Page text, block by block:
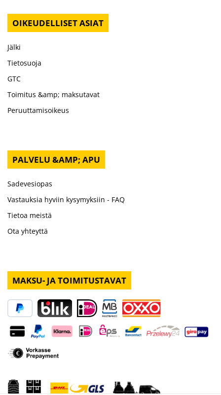
OIKEUDELLISET ASIAT
Jälki
Tietosuoja
GTC
Toimitus &amp; maksutavat
Peruuttamisoikeus
PALVELU &AMP; APU
Sadevesiopas
Vastauksia hyviin kysymyksiin - FAQ
Tietoa meistä
Ota yhteyttä
MAKSU- JA TOIMITUSTAVAT